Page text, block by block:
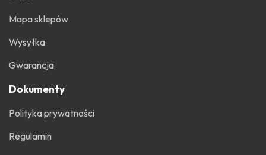
Mapa sklepów
Wysyłka
Gwarancja
Dokumenty
Polityka prywatności
Regulamin